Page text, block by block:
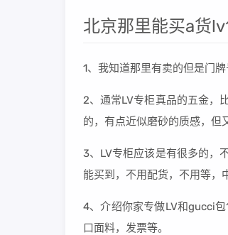
北京那里能买a货
1、我知道那里有卖的但是门
2、通常LV专柜真品的五金，
的，有点近似磨砂的质感，但
3、LV专柜应该是有很多的，
能买到，不用配货，不用等，
4、介绍你家专做LV和gucci
口面料，发票等。